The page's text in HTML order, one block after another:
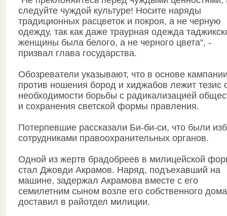
следуйте чуждой культуре! Носите наряды
традиционных расцветок и покроя, а не черную
одежду, так как даже траурная одежда
женщины была белого, а не черного цвета", -
призвал глава государства.
Обозреватели указывают, что в основе
против ношения бород и хиджабов лежит тезис
необходимости борьбы с радикализацией
и сохранения светской формы правления.
Потерпевшие рассказали Би-би-си, что были
сотрудниками правоохранительных органов.
Одной из жертв брадобреев в милицейской
стал Джовди Акрамов. Наряд, подъехавший на
машине, задержал Акрамова вместе с его
семилетним сыном возле его собственного
доставил в райотдел милиции.